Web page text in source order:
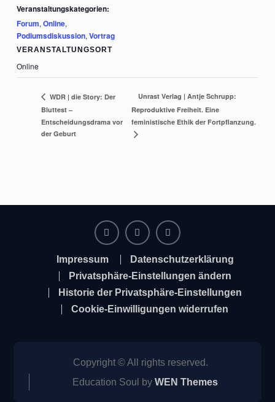
Veranstaltungskategorien:
Forum, Online,
Podiumsdiskussion, Vortrag
VERANSTALTUNGSORT
Online
WDR | die Story: Der
Bluttest –
Entscheidungsdrama vor
der Geburt
Unrast Verlag | Antje Schrupp:
Reproduktive Freiheit. Eine
feministische Ethik der Fortpflanzung.
Impressum
Datenschutzerklärung
Privatsphäre-Einstellungen ändern
Historie der Privatsphäre-Einstellungen
Cookie-Einwilligungen widerrufen
Copyright © All rights reserved.
Education Soul byWEN Themes